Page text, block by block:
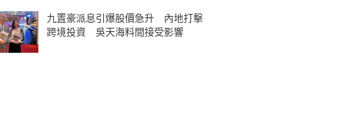
九置豪派息引爆股價急升 內地打擊
跨境投資 吳天海料間接受影響